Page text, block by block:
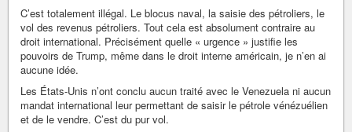
C’est totalement illégal. Le blocus naval, la saisie des pétroliers, le
vol des revenus pétroliers. Tout cela est absolument contraire au
droit international. Précisément quelle « urgence » justifie les
pouvoirs de Trump, même dans le droit interne américain, je n’en ai
aucune idée.
Les États-Unis n’ont conclu aucun traité avec le Venezuela ni aucun
mandat international leur permettant de saisir le pétrole vénézuélien
et de le vendre. C’est du pur vol.